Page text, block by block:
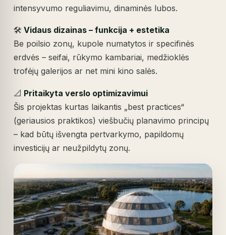
intensyvumo reguliavimu, dinaminės lubos.
🛠️ Vidaus dizainas – funkcija + estetika
Be poilsio zonų, kupole numatytos ir specifinės
erdvės – seifai, rūkymo kambariai, medžioklės
trofėjų galerijos ar net mini kino salės.
📐 Pritaikyta verslo optimizavimui
Šis projektas kurtas laikantis „best practices“
(geriausios praktikos) viešbučių planavimo principų
– kad būtų išvengta pertvarkymo, papildomų
investicijų ar neužpildytų zonų.